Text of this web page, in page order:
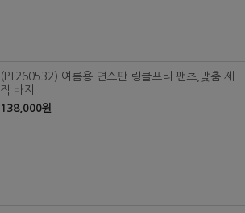
(PT260532) 여름용 면스판 링클프리 팬츠,맞춤 제
작 바지
138,000원